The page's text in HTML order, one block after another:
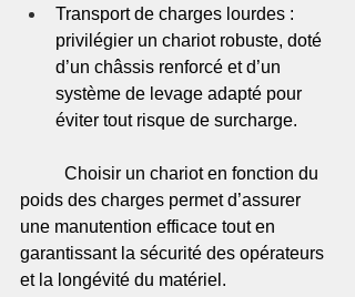
Transport de charges lourdes :
privilégier un chariot robuste, doté
d’un châssis renforcé et d’un
système de levage adapté pour
éviter tout risque de surcharge.
poids des charges permet d’assurer
une manutention efficace tout en
garantissant la sécurité des opérateurs
et la longévité du matériel.